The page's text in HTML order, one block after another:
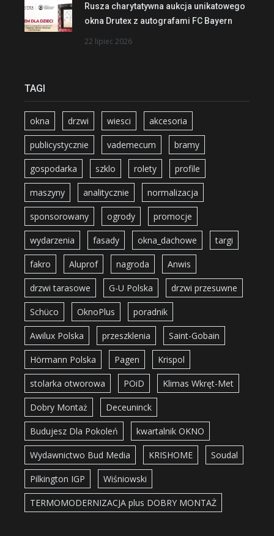
Rusza charytatywna aukcja unikatowego
okna Drutex z autografami FC Bayern
22 lipiec 2026
TAGI
okna drzwi wiesci akcesoria
publicystycznie vademecum bramy
gospodarka szklo rolety profile
maszyny analitycznie normalizacja
sponsorowany ogrody promocje
wydarzenia fasady okna_dachowe targi
fakro Aluprof nagroda Anwis
drzwi tarasowe G-U Polska drzwi przesuwne
Schüco OknoPlus poradnik
Awilux Polska przeszklenia Saint-Gobain
Hörmann Polska Pagen Krispol
stolarka otworowa POiD Klimas Wkręt-Met
Dobry Montaż Deceuninck
Budujesz Dla Pokoleń kwartalnik OKNO
Wydawnictwo Bud Media KRISHOME Soudal
Pilkington IGP Wiśniowski
TERMOMODERNIZACJA plus DOBRY MONTAŻ